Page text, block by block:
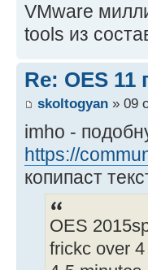
VMware
tools из
Re: OES
skoltogyan » 09
imho -
https://
копипаст
OES
frickc over